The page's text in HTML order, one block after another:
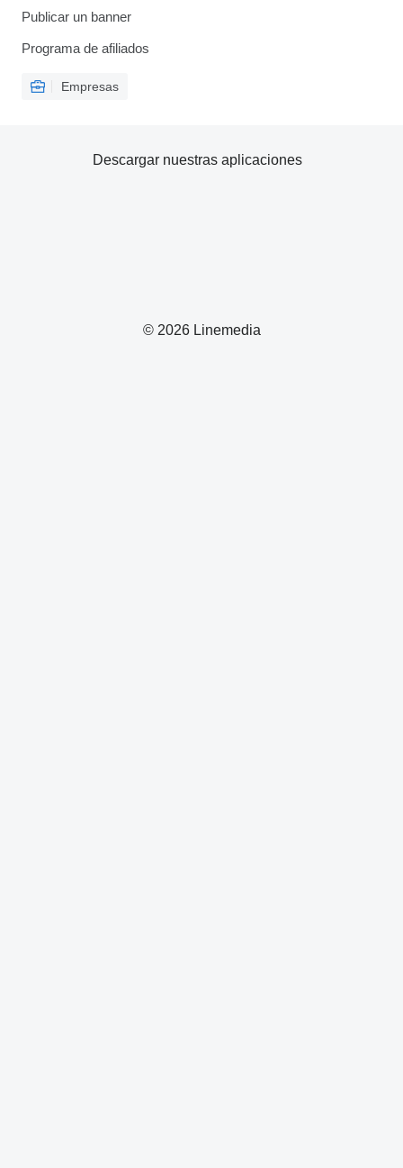
Publicar un banner
Programa de afiliados
Empresas
© 2026 Linemedia
Descargar nuestras aplicaciones